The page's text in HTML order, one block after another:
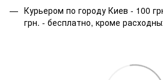
Курьером по городу Киев - 100
грн. - бесплатно, кроме